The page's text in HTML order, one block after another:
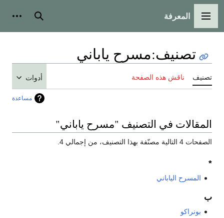
القائمة الرئيسية
المعرفة بحث
تصنيف:مسرح ياباني
تصنيف ناقش هذه الصفحة أدوات
مساعدة
المقالات في التصنيف "مسرح ياباني"
الصفحات 4 التالية مصنّفة بهذا التصنيف، من إجمالي 4.
*
المسرح الياباني
ب
بونراكو